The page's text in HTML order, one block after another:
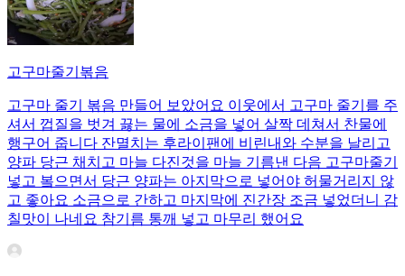
고구마줄기볶음
고구마 줄기 볶음 만들어 보았어요 이웃에서 고구마 줄기를 주
셔서 껍질을 벗겨 끓는 물에 소금을 넣어 살짝 데쳐서 찬물에
행구어 줍니다 잔멸치는 후라이팬에 비린내와 수분을 날리고
양파 당근 채치고 마늘 다진것을 마늘 기름낸 다음 고구마줄기
넣고 봌으면서 당근 양파는 아지막으로 넣어야 허물거리지 않
고 좋아요 소금으로 간하고 마지막에 진간장 조금 넣었더니 감
칠맛이 나네요 참기름 통깨 넣고 마무리 했어요